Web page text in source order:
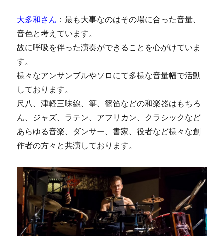
大多和さん ：最も大事なのはその場に合った音量、
音色と考えています。
故に呼吸を伴った演奏ができることを心がけていま
す。
様々なアンサンブルやソロにて多様な音量幅で活動
しております。
尺八、津軽三味線、箏、篠笛などの和楽器はもちろ
ん、ジャズ、ラテン、アフリカン、クラシックなど
あらゆる音楽、ダンサー、書家、役者など様々な創
作者の方々と共演しております。